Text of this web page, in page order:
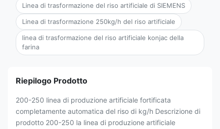
Linea di trasformazione del riso artificiale di SIEMENS
Linea di trasformazione 250kg/h del riso artificiale
linea di trasformazione del riso artificiale konjac della
farina
Riepilogo Prodotto
200-250 linea di produzione artificiale fortificata
completamente automatica del riso di kg/h Descrizione di
prodotto 200-250 la linea di produzione artificiale